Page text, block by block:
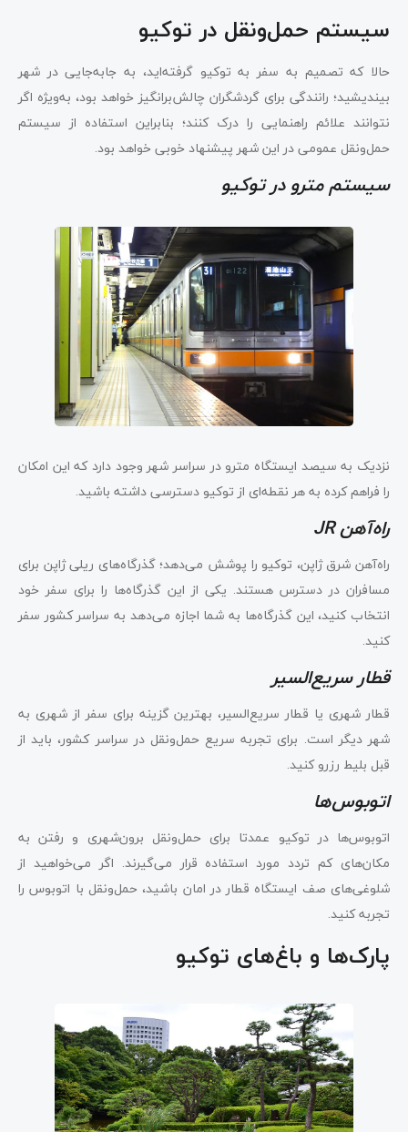
سیستم حمل‌و‌نقل در توکیو
حالا که تصمیم به سفر به توکیو گرفته‌اید، به جابه‌جایی در شهر
بیندیشید؛ رانندگی برای گردشگران چالش‌برانگیز خواهد بود، به‌ویژه اگر
نتوانند علائم راهنمایی را درک کنند؛ بنابراین استفاده از سیستم
حمل‌و‌نقل عمومی در این شهر پیشنهاد خوبی خواهد بود.
سیستم مترو در توکیو
نزدیک به سیصد ایستگاه مترو در سراسر شهر وجود دارد که این امکان
را فراهم کرده به هر نقطه‌ای از توکیو دسترسی داشته باشید.
راه‌آهن JR
راه‌آهن شرق ژاپن، توکیو را پوشش می‌دهد؛ گذرگاه‌های ریلی ژاپن برای
مسافران در دسترس هستند. یکی از این گذرگاه‌ها را برای سفر خود
انتخاب کنید، این گذرگاه‌ها به شما اجازه می‌دهد به سراسر کشور سفر
کنید.
قطار سریع‌السیر
قطار شهری یا قطار سریع‌السیر، بهترین گزینه برای سفر از شهری به
شهر دیگر است. برای تجربه سریع حمل‌و‌نقل در سراسر کشور، باید از
قبل بلیط رزرو کنید.
اتوبوس‌ها
اتوبوس‌ها در توکیو عمدتا برای حمل‌و‌نقل برون‌شهری و رفتن به
مکان‌های کم تردد مورد استفاده قرار می‌گیرند. اگر می‌خواهید از
شلوغی‌های صف ایستگاه قطار در امان باشید، حمل‌و‌نقل با اتوبوس را
تجربه کنید.
پارک‌ها و باغ‌‌های توکیو